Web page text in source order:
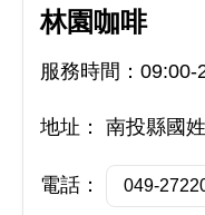
林園咖啡
服務時間：09:00-
地址： 南投縣國
電話： 049-